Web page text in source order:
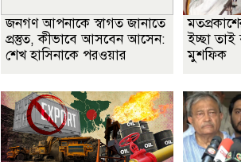
জনগণ আপনাকে স্বাগত জানাতে
প্রস্তুত, কীভাবে আসবেন আসেন:
শেখ হাসিনাকে পরওয়ার
ইচ্ছা তাই
মুশফিক